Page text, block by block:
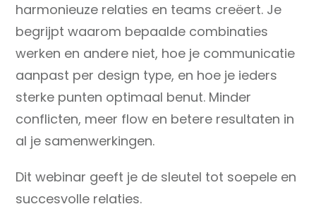
harmonieuze relaties en teams creëert. Je
begrijpt waarom bepaalde combinaties
werken en andere niet, hoe je communicatie
aanpast per design type, en hoe je ieders
sterke punten optimaal benut. Minder
conflicten, meer flow en betere resultaten in
al je samenwerkingen.
Dit webinar geeft je de sleutel tot soepele en
succesvolle relaties.